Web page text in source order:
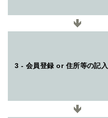
3 - 会員登録 or 住所等の記入